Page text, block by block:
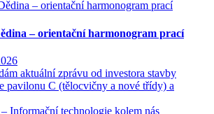
– orientační harmonogram prací
aktuální zprávu od investora stavby
pavilonu C (tělocvičny a nové třídy) a